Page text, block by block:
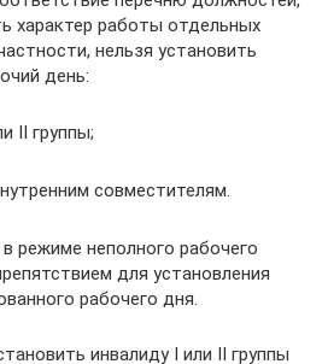
характер работы отдельных
нельзя установить
день:
II группы;
совместителям.
режиме неполного рабочего
для установления
рабочего дня.
инвалиду I или II группы